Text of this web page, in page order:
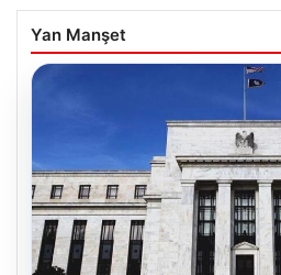
Yan Manşet